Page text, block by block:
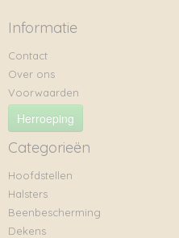
Informatie
Contact
Over ons
Voorwaarden
Herroeping
Categorieën
Hoofdstellen
Halsters
Beenbescherming
Dekens